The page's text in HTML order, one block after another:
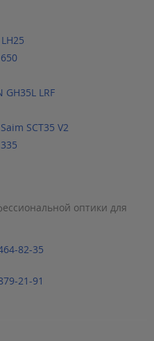
LRF
SCT35 V2
оптики для
82-35
21-91